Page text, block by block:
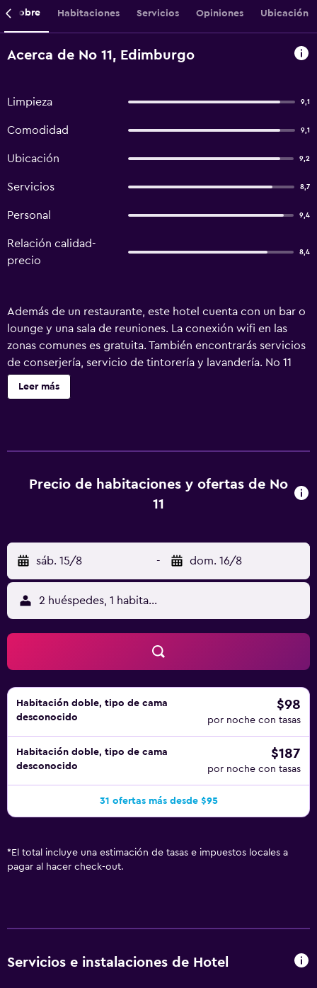
Sobre Habitaciones Servicios Opiniones Ubicación
Acerca de No 11, Edimburgo
Limpieza 9,1
Comodidad 9,1
Ubicación 9,2
Servicios 8,7
Personal 9,4
Relación calidad-
precio
8,4
Además de un restaurante, este hotel cuenta con un bar o
lounge y una sala de reuniones. La conexión wifi en las
zonas comunes es gratuita. También encontrarás servicios
de conserjería, servicio de tintorería y lavandería. No 11
ofrece 10 alojamientos con cafetera y tetera y artículos de
higiene personal de diseño. Cada alojamiento tiene un
higiene personal gratuitos y secador de pelo. Este hotel
en Edimburgo ofrece acceso a Internet wifi gratis. Los
(pueden existir restricciones). Se ofrece servicio de
limpieza todos los días. Se pueden practicar las
actividades de ocio y esparcimiento que se indican más
abajo en las instalaciones o cerca del alojamiento (es
posible que se aplique un recargo).
Leer más
Precio de habitaciones y ofertas de No
11
sáb. 15/8 - dom. 16/8
2 huéspedes, 1 habitación
Habitación doble, tipo de cama
desconocido
$98
por noche con tasas
Habitación doble, tipo de cama
desconocido
$187
por noche con tasas
31 ofertas más desde $95
* El total incluye una estimación de tasas e impuestos locales a
pagar al hacer check-out.
Servicios e instalaciones de Hotel